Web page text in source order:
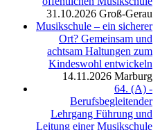
31.10.2026 Groß-Gerau
Musikschule – ein sicherer
Ort? Gemeinsam und
achtsam Haltungen zum
Kindeswohl entwickeln
14.11.2026 Marburg
64. (A) -
Berufsbegleitender
Lehrgang Führung und
Leitung einer Musikschule